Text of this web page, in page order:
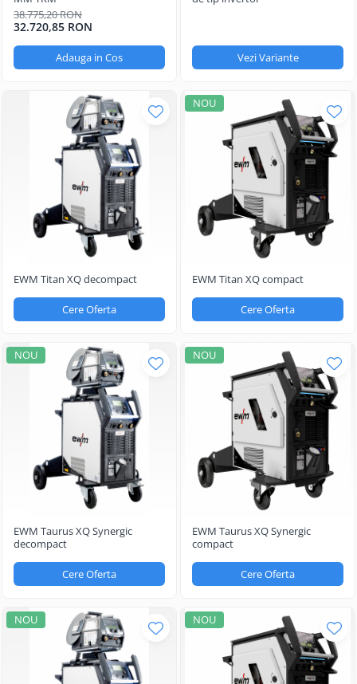
38.775,20 RON
32.720,85 RON
Adauga in Cos Vezi Variante
EWM Titan XQ decompact
Cere Oferta
NOU
EWM Titan XQ compact
Cere Oferta
NOU
EWM Taurus XQ Synergic
decompact
Cere Oferta
NOU
EWM Taurus XQ Synergic
compact
Cere Oferta
NOU NOU